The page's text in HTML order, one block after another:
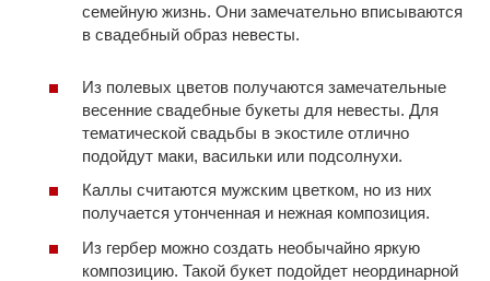
семейную жизнь. Они замечательно вписываются
в свадебный образ невесты.
Из полевых цветов получаются замечательные
весенние свадебные букеты для невесты. Для
тематической свадьбы в экостиле отлично
подойдут маки, васильки или подсолнухи.
Каллы считаются мужским цветком, но из них
получается утонченная и нежная композиция.
Из гербер можно создать необычайно яркую
композицию. Такой букет подойдет неординарной